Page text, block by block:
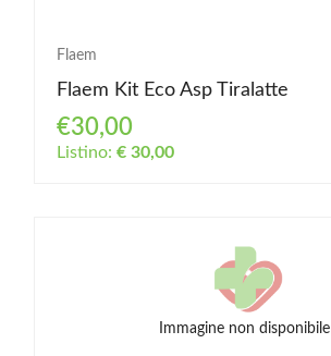
Flaem
Flaem Kit Eco Asp Tiralatte
€30,00
Listino: € 30,00
Immagine non disponibile